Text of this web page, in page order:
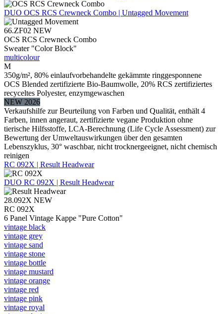
DUO OCS RCS Crewneck Combo | Untagged Movement
66.ZF02 NEW
OCS RCS Crewneck Combo
Sweater "Color Block"
multicolour
M
350g/m², 80% einlaufvorbehandelte gekämmte ringgesponnene
OCS Blended zertifizierte Bio-Baumwolle, 20% RCS zertifiziertes
recyceltes Polyester, enzymgewaschen
NEW 2026
Verkaufshilfe zur Beurteilung von Farben und Qualität, enthält 4
Farben, innen angeraut, zertifizierte vegane Produktion ohne
tierische Hilfsstoffe, LCA-Berechnung (Life Cycle Assessment) zur
Bewertung der Umweltauswirkungen über den gesamten
Lebenszyklus, 30° waschbar, nicht trocknergeeignet, nicht chemisch
reinigen
RC 092X | Result Headwear
DUO RC 092X | Result Headwear
28.092X NEW
RC 092X
6 Panel Vintage Kappe "Pure Cotton"
vintage black
vintage grey
vintage sand
vintage stone
vintage bottle
vintage mustard
vintage orange
vintage red
vintage pink
vintage royal